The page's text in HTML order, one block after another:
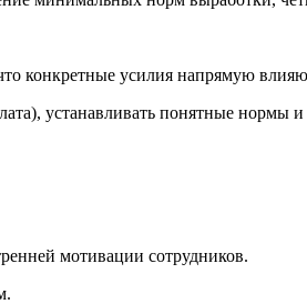
конкретные усилия напрямую
устанавливать понятные нормы
мотивации сотрудников.